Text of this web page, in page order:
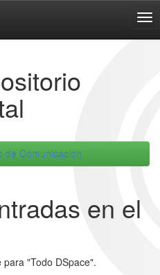
de Comunicacion
en el
"Todo DSpace".